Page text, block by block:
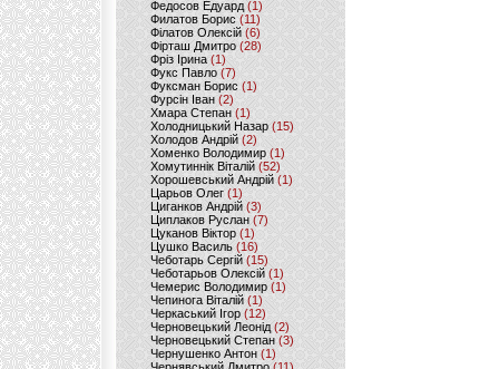
Федосов Едуард (1)
Филатов Борис (11)
Філатов Олексій (6)
Фірташ Дмитро (28)
Фріз Ірина (1)
Фукс Павло (7)
Фуксман Борис (1)
Фурсін Іван (2)
Хмара Степан(1)
Холодницький Назар(15)
Холодов Андрій (2)
Хоменко Володимир (1)
Хомутиннік Віталій (52)
Хорошевський Андрій (1)
Царьов Олег (1)
Циганков Андрій (3)
Циплаков Руслан(7)
Цуканов Віктор (1)
Цушко Василь (16)
Чеботарь Сергій (15)
Чеботарьов Олексій (1)
Чемерис Володимир (1)
Чепинога Віталій (1)
Черкаський Ігор (12)
Черновецький Леонід(2)
Черновецький Степан (3)
Чернушенко Антон (1)